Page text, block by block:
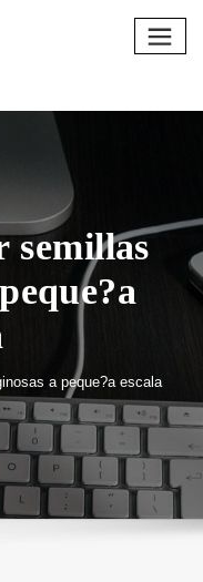
semillas
a peque?a escala